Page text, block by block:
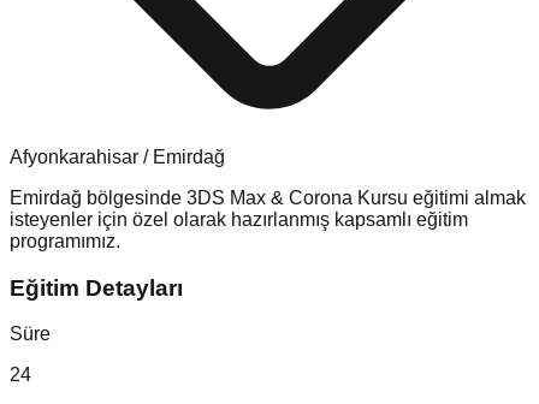
Afyonkarahisar / Emirdağ
Emirdağ bölgesinde 3DS Max & Corona Kursu eğitimi almak
isteyenler için özel olarak hazırlanmış kapsamlı eğitim
programımız.
Eğitim Detayları
Süre
24